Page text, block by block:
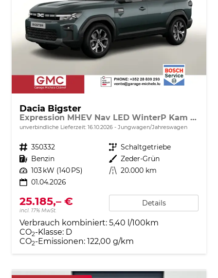
Dacia Bigster
Expression MHEV Nav LED WinterP Kam 17Z
unverbindliche Lieferzeit: 16.10.2026 Jungwagen/Jahreswagen
Fahrzeugnr. 350332 Getriebe Schaltgetriebe
Kraftstoff Benzin Außenfarbe Zeder-Grün
Leistung 103 kW (140 PS) Kilometerstand 20.000 km
01.04.2026
25.185,– €
incl. 17% MwSt.
Details
Verbrauch kombiniert: 5,40 l/100km
CO2-Klasse: D
CO2-Emissionen: 122,00 g/km